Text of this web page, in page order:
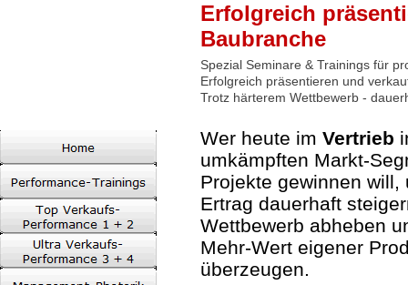
Erfolgreich
Baubranche
Spezial Seminare & Trainings für
Erfolgreich präsentieren und
Trotz härterem Wettbewerb -
Wer heute im Vertrieb
umkämpften Markt-
Projekte gewinnen
Ertrag dauerhaft
Wettbewerb abheben
Mehr-Wert eigener
überzeugen.